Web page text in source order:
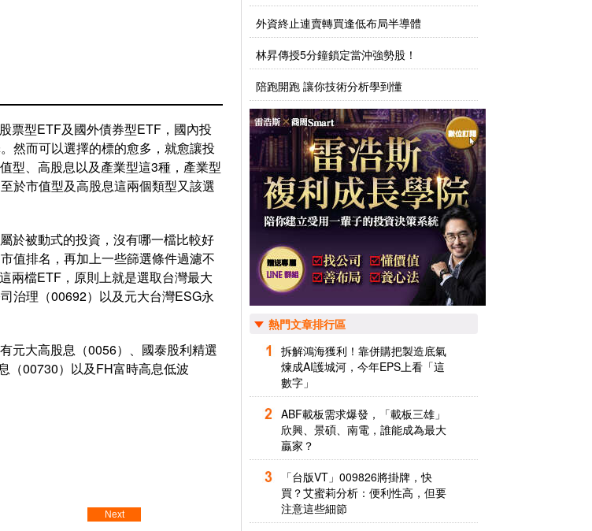
票型ETF及國外債券型ETF，國內投
然而可以選擇的標的愈多，就愈讓投
型、高股息以及產業型這3種，產業型
於市值型及高股息這兩個類型又該選
於被動式的投資，沒有哪一檔比較好
值排名，再加上一些篩選條件過濾不
兩檔ETF，原則上就是選取台灣最大
治理（00692）以及元大台灣ESG永
元大高股息（0056）、國泰股利精選
（00730）以及FH富時高息低波
Next
外資終止連賣轉買逢低布局半導體
林昇傳授5分鐘鎖定當沖強勢股！
陪跑開跑 讓你技術分析學到懂
熱門文章排行區
拆解鴻海獲利！靠併購把製造底氣
煉成AI護城河，今年EPS上看「這
數字」
ABF載板需求爆發，「載板三雄」
欣興、景碩、南電，誰能成為最大
贏家？
「台版VT」009826將掛牌，快
買？艾蜜莉分析：便利性高，但要
注意這些細節